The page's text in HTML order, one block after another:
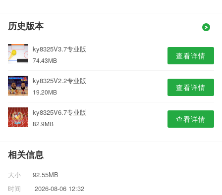
历史版本
ky8325V3.7专业版
74.43MB 查看详情
ky8325V2.2专业版
19.20MB 查看详情
ky8325V6.7专业版
82.9MB 查看详情
相关信息
大小
92.55MB
时间
2026-08-06 12:32